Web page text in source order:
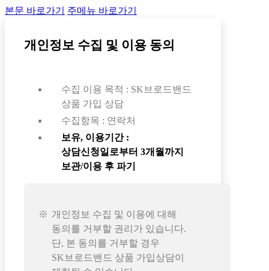
본문 바로가기 주메뉴 바로가기
개인정보 수집 및 이용 동의
수집 이용 목적 : SK브로드밴드
상품 가입 상담
수집항목 : 연락처
보유, 이용기간 :
상담신청일로부터 3개월까지
보관/이용 후 파기
개인정보 수집 및 이용에 대해
동의를 거부할 권리가 있습니다.
단, 본 동의를 거부할 경우
SK브로드밴드 상품 가입상담이